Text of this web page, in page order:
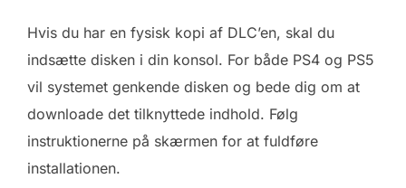
Hvis du har en fysisk kopi af DLC’en, skal du
indsætte disken i din konsol. For både PS4 og PS5
vil systemet genkende disken og bede dig om at
downloade det tilknyttede indhold. Følg
instruktionerne på skærmen for at fuldføre
installationen.